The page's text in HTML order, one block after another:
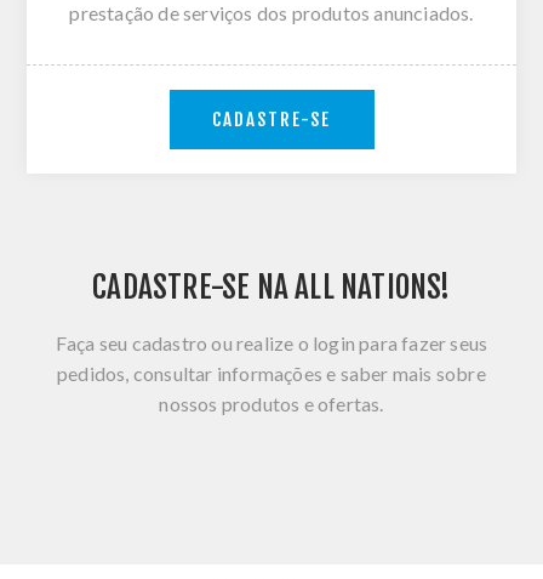
prestação de serviços dos produtos anunciados.
CADASTRE-SE
CADASTRE-SE NA ALL NATIONS!
Faça seu cadastro ou realize o login para fazer seus
pedidos, consultar informações e saber mais sobre
nossos produtos e ofertas.